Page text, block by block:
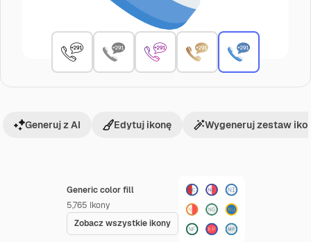
Generic color fill
5,765 Ikony
Zobacz wszystkie ikony
Generuj z AI Edytuj ikonę Wygeneruj zestaw